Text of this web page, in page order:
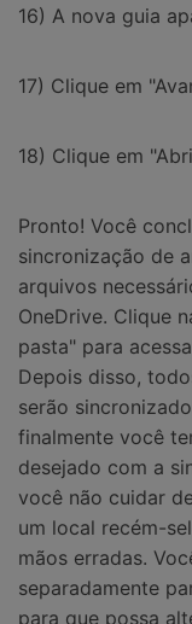
16) A nova guia
17) Clique em
18) Clique em
Pronto! Você
sincronização de
arquivos
OneDrive. Clique
pasta" para
Depois disso,
serão
finalmente você
desejado com a
você não cuidar
um local recém-
mãos erradas.
separadamente
para que possa